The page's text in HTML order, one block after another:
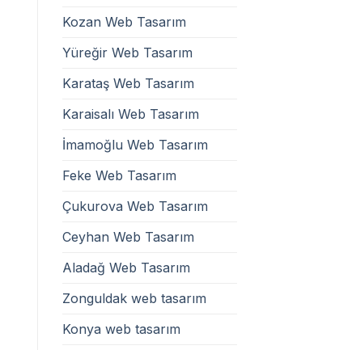
Kozan Web Tasarım
Yüreğir Web Tasarım
Karataş Web Tasarım
Karaisalı Web Tasarım
İmamoğlu Web Tasarım
Feke Web Tasarım
Çukurova Web Tasarım
Ceyhan Web Tasarım
Aladağ Web Tasarım
Zonguldak web tasarım
Konya web tasarım